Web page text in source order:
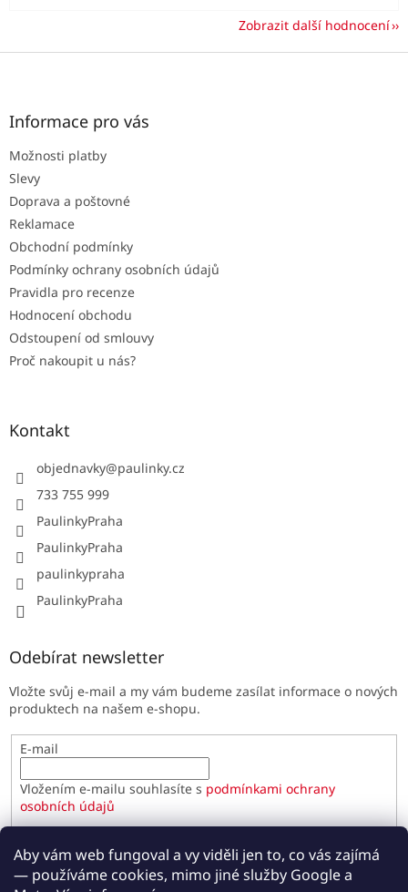
Aby vám web fungoval a vy viděli jen to, co vás zajímá
— používáme cookies, mimo jiné služby Google a
Zobrazit další hodnocení
Z
Informace pro vás
Možnosti platby
Slevy
Doprava a poštovné
Reklamace
Obchodní podmínky
Podmínky ochrany osobních údajů
Pravidla pro recenze
Hodnocení obchodu
Odstoupení od smlouvy
Proč nakoupit u nás?
Kontakt
objednavky@paulinky.cz
733 755 999
PaulinkyPraha
PaulinkyPraha
paulinkypraha
PaulinkyPraha
Odebírat newsletter
Vložte svůj e-mail a my vám budeme zasílat informace o nových
produktech na našem e-shopu.
E-mail
Vložením e-mailu souhlasíte s podmínkami ochrany
osobních údajů
PŘIHLÁSIT SE